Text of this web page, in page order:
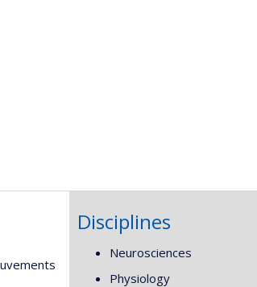
Disciplines
Neurosciences
Physiology